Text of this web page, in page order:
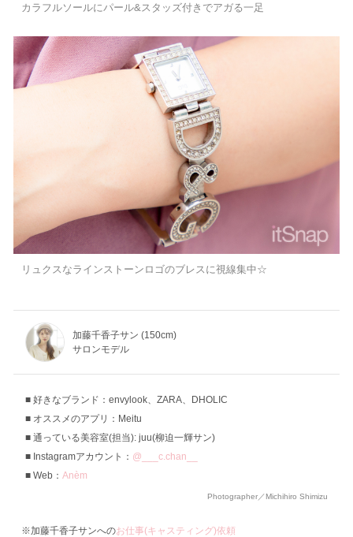
カラフルソールにパール&スタッズ付きでアガる一足
リュクスなラインストーンロゴのブレスに視線集中☆
加藤千香子サン (150cm)
サロンモデル
好きなブランド：envylook、ZARA、DHOLIC
オススメのアプリ：Meitu
通っている美容室(担当): juu(柳迫一輝サン)
Instagramアカウント： @___c.chan__
Web： Anèm
Photographer／Michihiro Shimizu
※加藤千香子サンへのお仕事(キャスティング)依頼